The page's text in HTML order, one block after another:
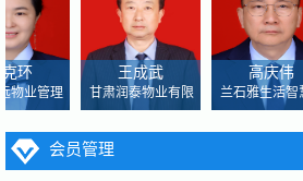
环
物业管理
王成武
甘肃润泰物业有限
高庆伟
兰石雅生活智
会员管理